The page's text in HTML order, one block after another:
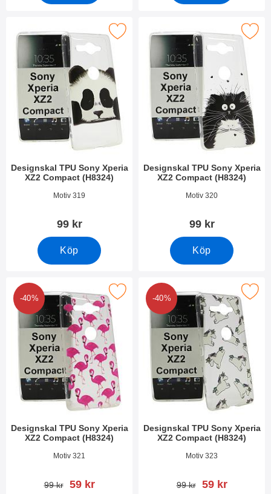
Designskal TPU Sony Xperia
XZ2 Compact (H8324)
Art. nr 26310Motiv 319
99 kr
Köp
TPU Sony Xperia XZ2 Compact (H8324) som favorit
Designskal TPU Sony Xperia
XZ2 Compact (H8324)
Art. nr 26309Motiv 320
99 kr
Köp
Makera designskal TPU Sony Xperia
-40%
Designskal TPU Sony Xperia
XZ2 Compact (H8324)
Art. nr 26308Motiv 321
tidigare pris
99 kr rea pris
59 kr
TPU Sony Xperia XZ2 Compact (H8324) som favorit
-40%
Designskal TPU Sony Xperia
XZ2 Compact (H8324)
Art. nr 26306Motiv 323
tidigare pris
99 kr rea pris
59 kr
Makera designskal TPU Sony Xperia